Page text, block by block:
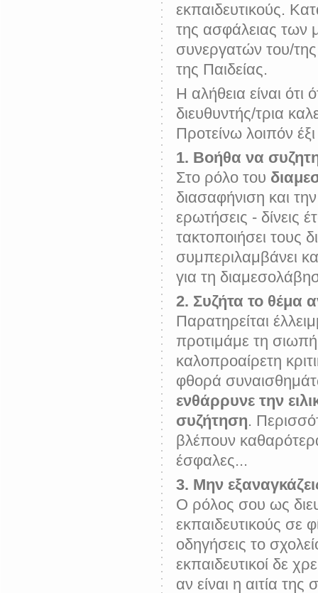
εκπαιδευτικούς.
της ασφάλειας των
συνεργατών του/
της Παιδείας.
Η αλήθεια είναι
διευθυντής/τρια
Προτείνω λοιπόν
1. Βοήθα να
Στο ρόλο του
διασαφήνιση και
ερωτήσεις - δίνεις
τακτοποιήσει τους
συμπεριλαμβάνει
για τη
2. Συζήτα το θέμα
Παρατηρείται
προτιμάμε τη
καλοπροαίρετη
φθορά
ενθάρρυνε την
συζήτηση.
βλέπουν
έσφαλες...
3. Μην
Ο ρόλος σου ως
εκπαιδευτικούς σε
οδηγήσεις το
εκπαιδευτικοί δε
αν είναι η αιτία της